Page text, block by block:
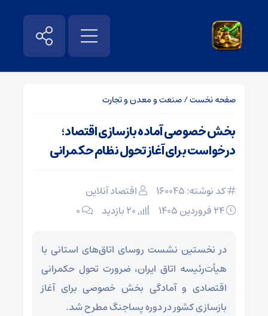
صفحه نخست/صنعت و معدن و تجارت
بخش خصوصی آماده بازسازی اقتصاد؛
درخواست برای آغاز تحول نظام حکمرانی
کد نوشته: 160045
اقتصاد آنلاین
۰
در نخستین نشست روسای اتاق‌های استانی با
هیأت‌رئیسه اتاق ایران، ضرورت تحول حکمرانی
اقتصادی و آمادگی بخش خصوصی برای آغاز
بازسازی کشور در دوره پساجنگ مطرح شد.